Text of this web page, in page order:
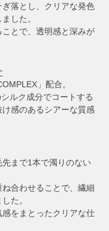
落とし、クリアな発色
した。
とで、透明感と深みが
」配合。
ルク成分でコートする
感のあるシアーな質感
まで1本で濁りのない
合わせることで、繊細
た。
をまとったクリアな仕